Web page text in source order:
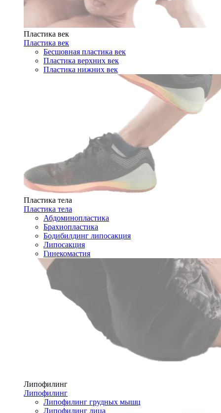
Пластика век
Пластика век
Бесшовная пластика век
Пластика верхних век
Пластика нижних век
Пластика тела
Пластика тела
Абдоминопластика
Брахиопластика
Бодибилдинг липосакция
Липосакция
Гинекомастия
Липофилинг
Липофилинг
Липофилинг грудных мышц
Липофилинг лица